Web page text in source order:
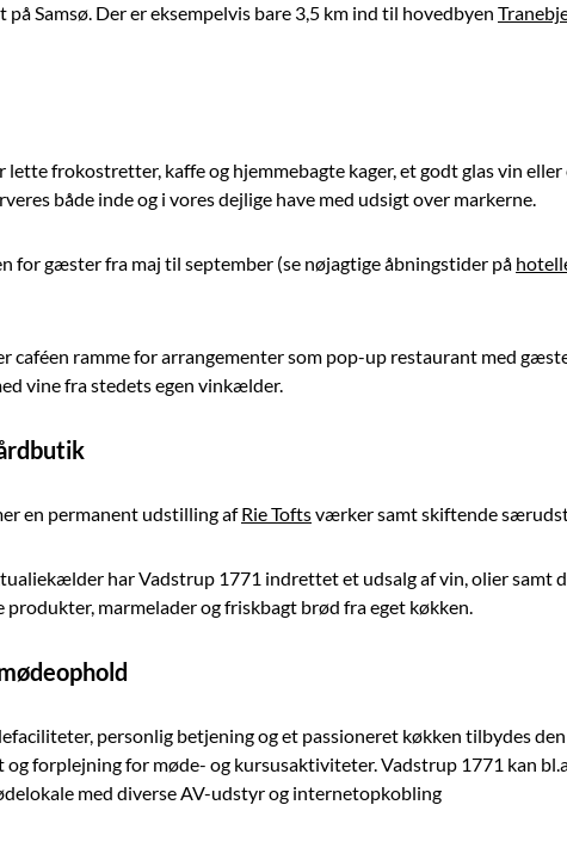
Samsø. Der er eksempelvis bare 3,5 km ind til hovedbyen
lette frokostretter, kaffe og hjemmebagte kager, et godt glas vin eller
både inde og i vores dejlige have med udsigt over markerne.
for gæster fra maj til september (se nøjagtige åbningstider på
caféen ramme for arrangementer som pop-up restaurant med
vine fra stedets egen vinkælder.
en permanent udstilling afRie Toftsværker samt skiftende
har Vadstrup 1771 indrettet et udsalg af vin, olier samt
produkter, marmelader og friskbagt brød fra eget køkken.
personlig betjening og et passioneret køkken tilbydes
og forplejning for møde- og kursusaktiviteter. Vadstrup 1771 kan
med diverse AV-udstyr og internetopkobling